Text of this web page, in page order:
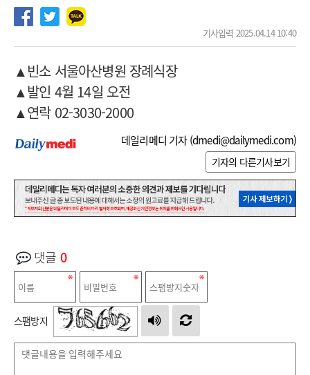
기사입력 2025.04.14 10:40
▲ 빈소 서울아산병원 장례식장
▲발인 4월 14일 오전
▲연락 02-3030-2000
데일리메디 기자 (dmedi@dailymedi.com)
기자의 다른기사보기
댓글 0
스팸방지